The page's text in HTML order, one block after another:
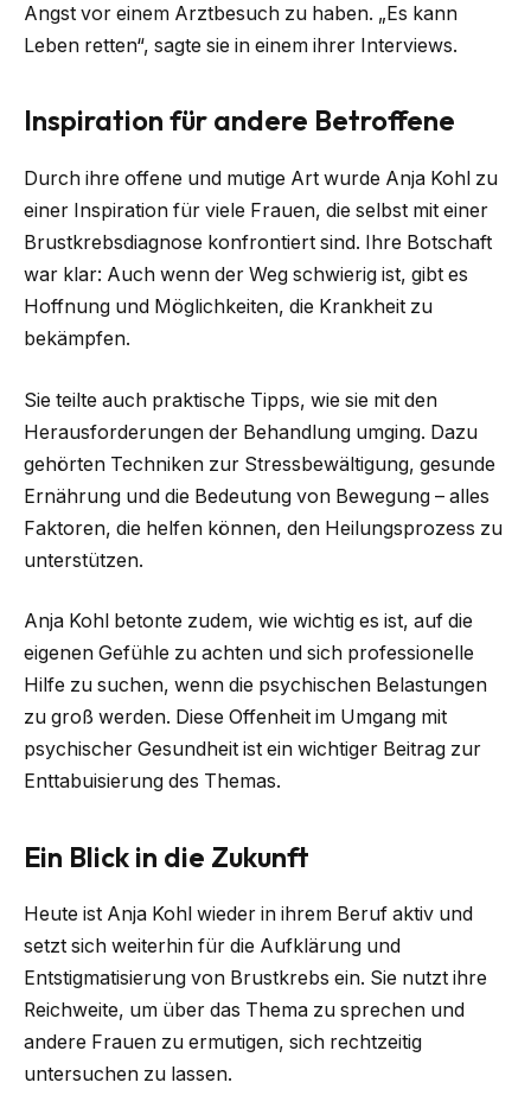
Angst vor einem Arztbesuch zu haben. „Es kann
Leben retten“, sagte sie in einem ihrer Interviews.
Inspiration für andere Betroffene
Durch ihre offene und mutige Art wurde Anja Kohl zu
einer Inspiration für viele Frauen, die selbst mit einer
Brustkrebsdiagnose konfrontiert sind. Ihre Botschaft
war klar: Auch wenn der Weg schwierig ist, gibt es
Hoffnung und Möglichkeiten, die Krankheit zu
bekämpfen.
Sie teilte auch praktische Tipps, wie sie mit den
Herausforderungen der Behandlung umging. Dazu
gehörten Techniken zur Stressbewältigung, gesunde
Ernährung und die Bedeutung von Bewegung – alles
Faktoren, die helfen können, den Heilungsprozess zu
unterstützen.
Anja Kohl betonte zudem, wie wichtig es ist, auf die
eigenen Gefühle zu achten und sich professionelle
Hilfe zu suchen, wenn die psychischen Belastungen
zu groß werden. Diese Offenheit im Umgang mit
psychischer Gesundheit ist ein wichtiger Beitrag zur
Enttabuisierung des Themas.
Ein Blick in die Zukunft
Heute ist Anja Kohl wieder in ihrem Beruf aktiv und
setzt sich weiterhin für die Aufklärung und
Entstigmatisierung von Brustkrebs ein. Sie nutzt ihre
Reichweite, um über das Thema zu sprechen und
andere Frauen zu ermutigen, sich rechtzeitig
untersuchen zu lassen.